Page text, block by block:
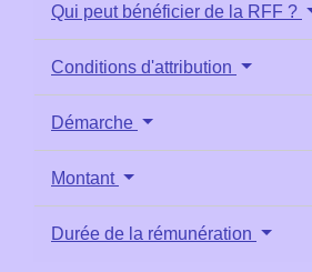
Qui peut bénéficier de la RFF ?
Conditions d'attribution
Démarche
Montant
Durée de la rémunération